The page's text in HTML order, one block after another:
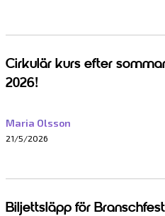
Cirkulär kurs efter
2026!
Maria Olsson
21/5/2026
Biljettsläpp för